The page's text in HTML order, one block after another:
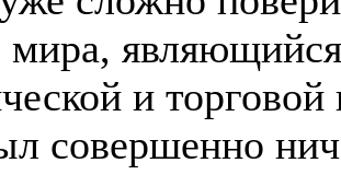
мира,
и
совершенно